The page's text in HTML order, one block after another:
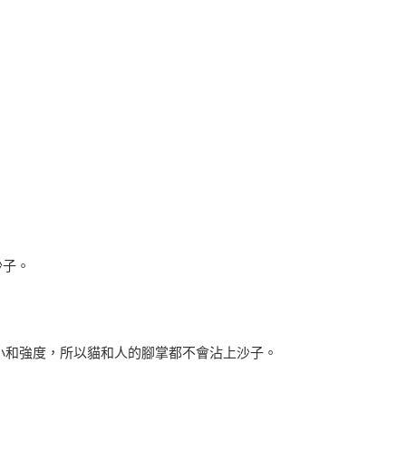
。
強度，所以貓和人的腳掌都不會沾上沙子。